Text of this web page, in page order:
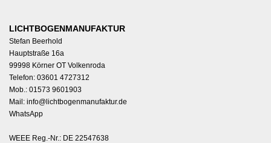
LICHTBOGENMANUFAKTUR
Stefan Beerhold
Hauptstraße 16a
99998 Körner OT Volkenroda
Telefon: 03601 4727312
Mob.: 01573 9601903
Mail: info@lichtbogenmanufaktur.de
WhatsApp
WEEE Reg.-Nr.: DE 22547638